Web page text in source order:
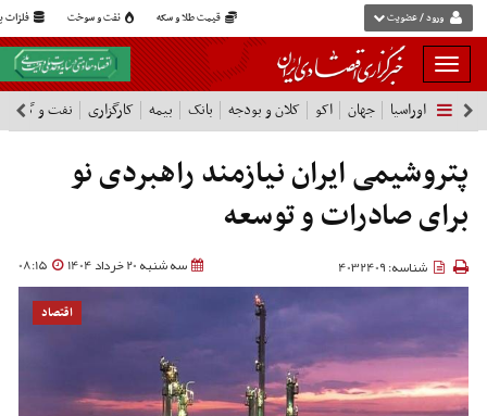
قیمت طلا و سکه نفت و سوخت فلزات ورود / عضویت
بار
و
بسته
نمودن
فهرست
اوراسیا جهان اکو کلان و بودجه بانک بیمه کارگزاری نفت و گاز
پتروشیمی ایران نیازمند راهبردی نو
برای صادرات و توسعه
سه شنبه 20 خرداد 1404 08:15 شناسه: 4032409
اقتصاد